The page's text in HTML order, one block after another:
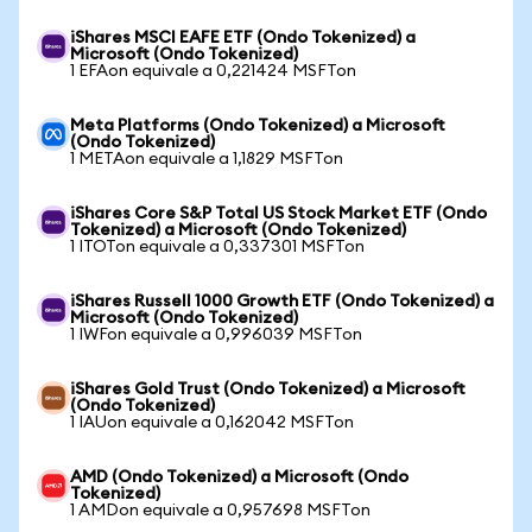
iShares MSCI EAFE ETF (Ondo Tokenized) a
Microsoft (Ondo Tokenized)
1 EFAon equivale a 0,221424 MSFTon
Meta Platforms (Ondo Tokenized) a Microsoft
(Ondo Tokenized)
1 METAon equivale a 1,1829 MSFTon
iShares Core S&P Total US Stock Market ETF (Ondo
Tokenized) a Microsoft (Ondo Tokenized)
1 ITOTon equivale a 0,337301 MSFTon
iShares Russell 1000 Growth ETF (Ondo Tokenized) a
Microsoft (Ondo Tokenized)
1 IWFon equivale a 0,996039 MSFTon
iShares Gold Trust (Ondo Tokenized) a Microsoft
(Ondo Tokenized)
1 IAUon equivale a 0,162042 MSFTon
AMD (Ondo Tokenized) a Microsoft (Ondo
Tokenized)
1 AMDon equivale a 0,957698 MSFTon